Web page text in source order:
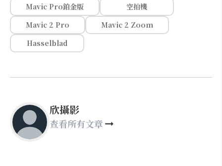
Mavic Pro鉑金版
空拍機
Mavic 2 Pro
Mavic 2 Zoom
Hasselblad
欣攝影
查看所有文章